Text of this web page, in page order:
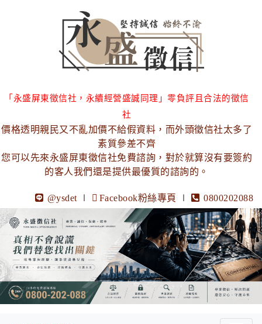
「永盛屏東徵信社，永續經營盛誠同理」零負評且合法的徵信
社
價格透明親民又不亂加價不給假資料，而外頭徵信社太多了
素質參差不齊
您可以先來永盛屏東徵信社免費諮詢，對於就算沒有要簽約
的客人我們還是提供最優質的諮詢的。
@ysdet ∣ Facebook粉絲專頁 ∣ 0800202088